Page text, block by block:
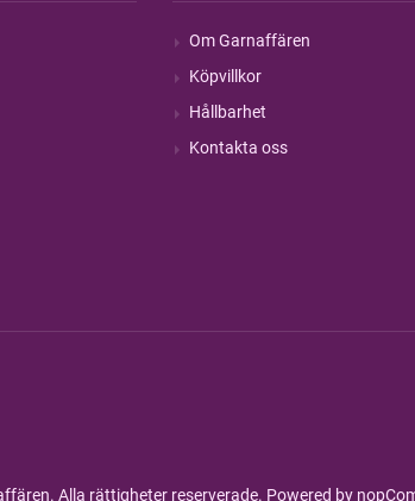
Om Garnaffären
Köpvillkor
Hållbarhet
Kontakta oss
Alla rättigheter reserverade. Powered by